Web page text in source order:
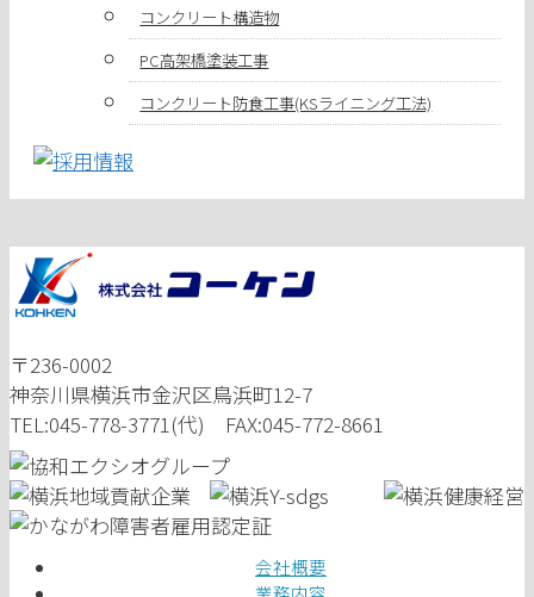
コンクリート構造物
PC高架橋塗装工事
コンクリート防食工事(KSライニング工法)
〒236-0002
神奈川県横浜市金沢区鳥浜町12-7
TEL:045-778-3771(代) FAX:045-772-8661
会社概要